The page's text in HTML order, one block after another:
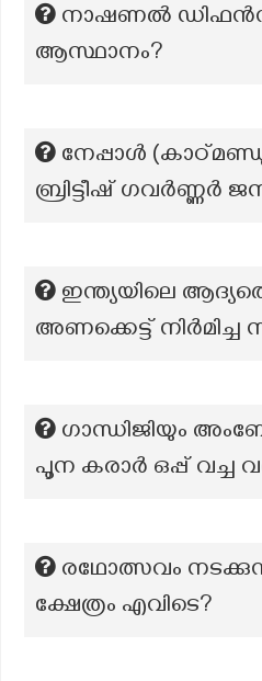
നാഷണൽ
ആസ്ഥാനം?
നേപ്പാൾ
ബ്രിട്ടീഷ് ഗവർണ്ണർ
ഇന്ത്യയിലെ
അണക്കെട്ട് നിർമിച്ച
ഗാന്ധിജിയും
പൂന കരാർ ഒപ്പ് വച്ച
രഥോത്സവം
ക്ഷേത്രം എവിടെ?